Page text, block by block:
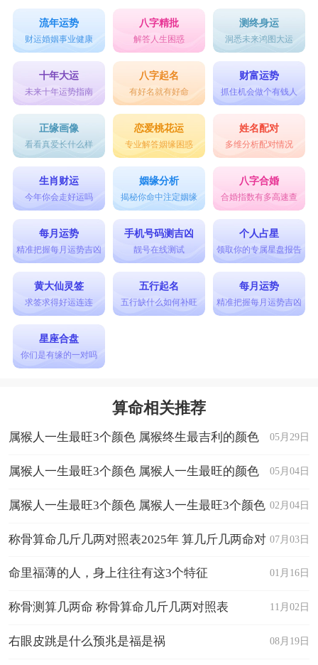
流年运势
财运婚姻事业健康
八字精批
解答人生困惑
测终身运
洞悉未来鸿图大运
十年大运
未来十年运势指南
八字起名
有好名就有好命
财富运势
抓住机会做个有钱人
正缘画像
看看真爱长什么样
恋爱桃花运
专业解答姻缘困惑
姓名配对
多维分析配对情况
生肖财运
今年你会走好运吗
姻缘分析
揭秘你命中注定姻缘
八字合婚
合婚指数有多高速查
每月运势
精准把握每月运势吉凶
手机号码测吉凶
靓号在线测试
个人占星
领取你的专属星盘报告
黄大仙灵签
求签求得好运连连
五行起名
五行缺什么如何补旺
每月运势
精准把握每月运势吉凶
星座合盘
你们是有缘的一对吗
算命相关推荐
05月29日
属猴人一生最旺3个颜色 属猴终生最吉利的颜色
05月04日
属猴人一生最旺3个颜色 属猴人一生最旺的颜色
是什么 02月04日
属猴人一生最旺3个颜色 属猴人一生最旺3个颜色
是什么 07月03日
称骨算命几斤几两对照表2025年 算几斤几两命对
照表 01月16日
命里福薄的人，身上往往有这3个特征
11月02日
称骨测算几两命 称骨算命几斤几两对照表
08月19日
右眼皮跳是什么预兆是福是祸